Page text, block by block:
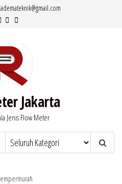
Jakarta
Jenis Flow Meter